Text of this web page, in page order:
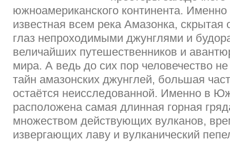
южноамериканского континента. Именно
известная всем река Амазонка, скрытая
глаз непроходимыми джунглями и
величайших путешественников и
мира. А ведь до сих пор человечество не
тайн амазонских джунглей, большая
остаётся неисследованной. Именно в
расположена самая длинная горная
множеством действующих вулканов,
извергающих лаву и вулканический